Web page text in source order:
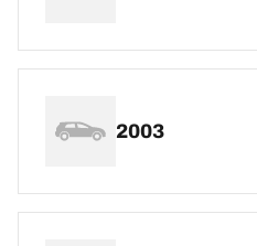
2003